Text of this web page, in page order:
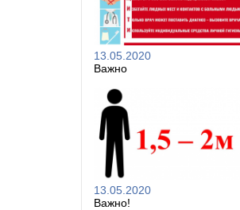
13.05.2020
Важно
13.05.2020
Важно!